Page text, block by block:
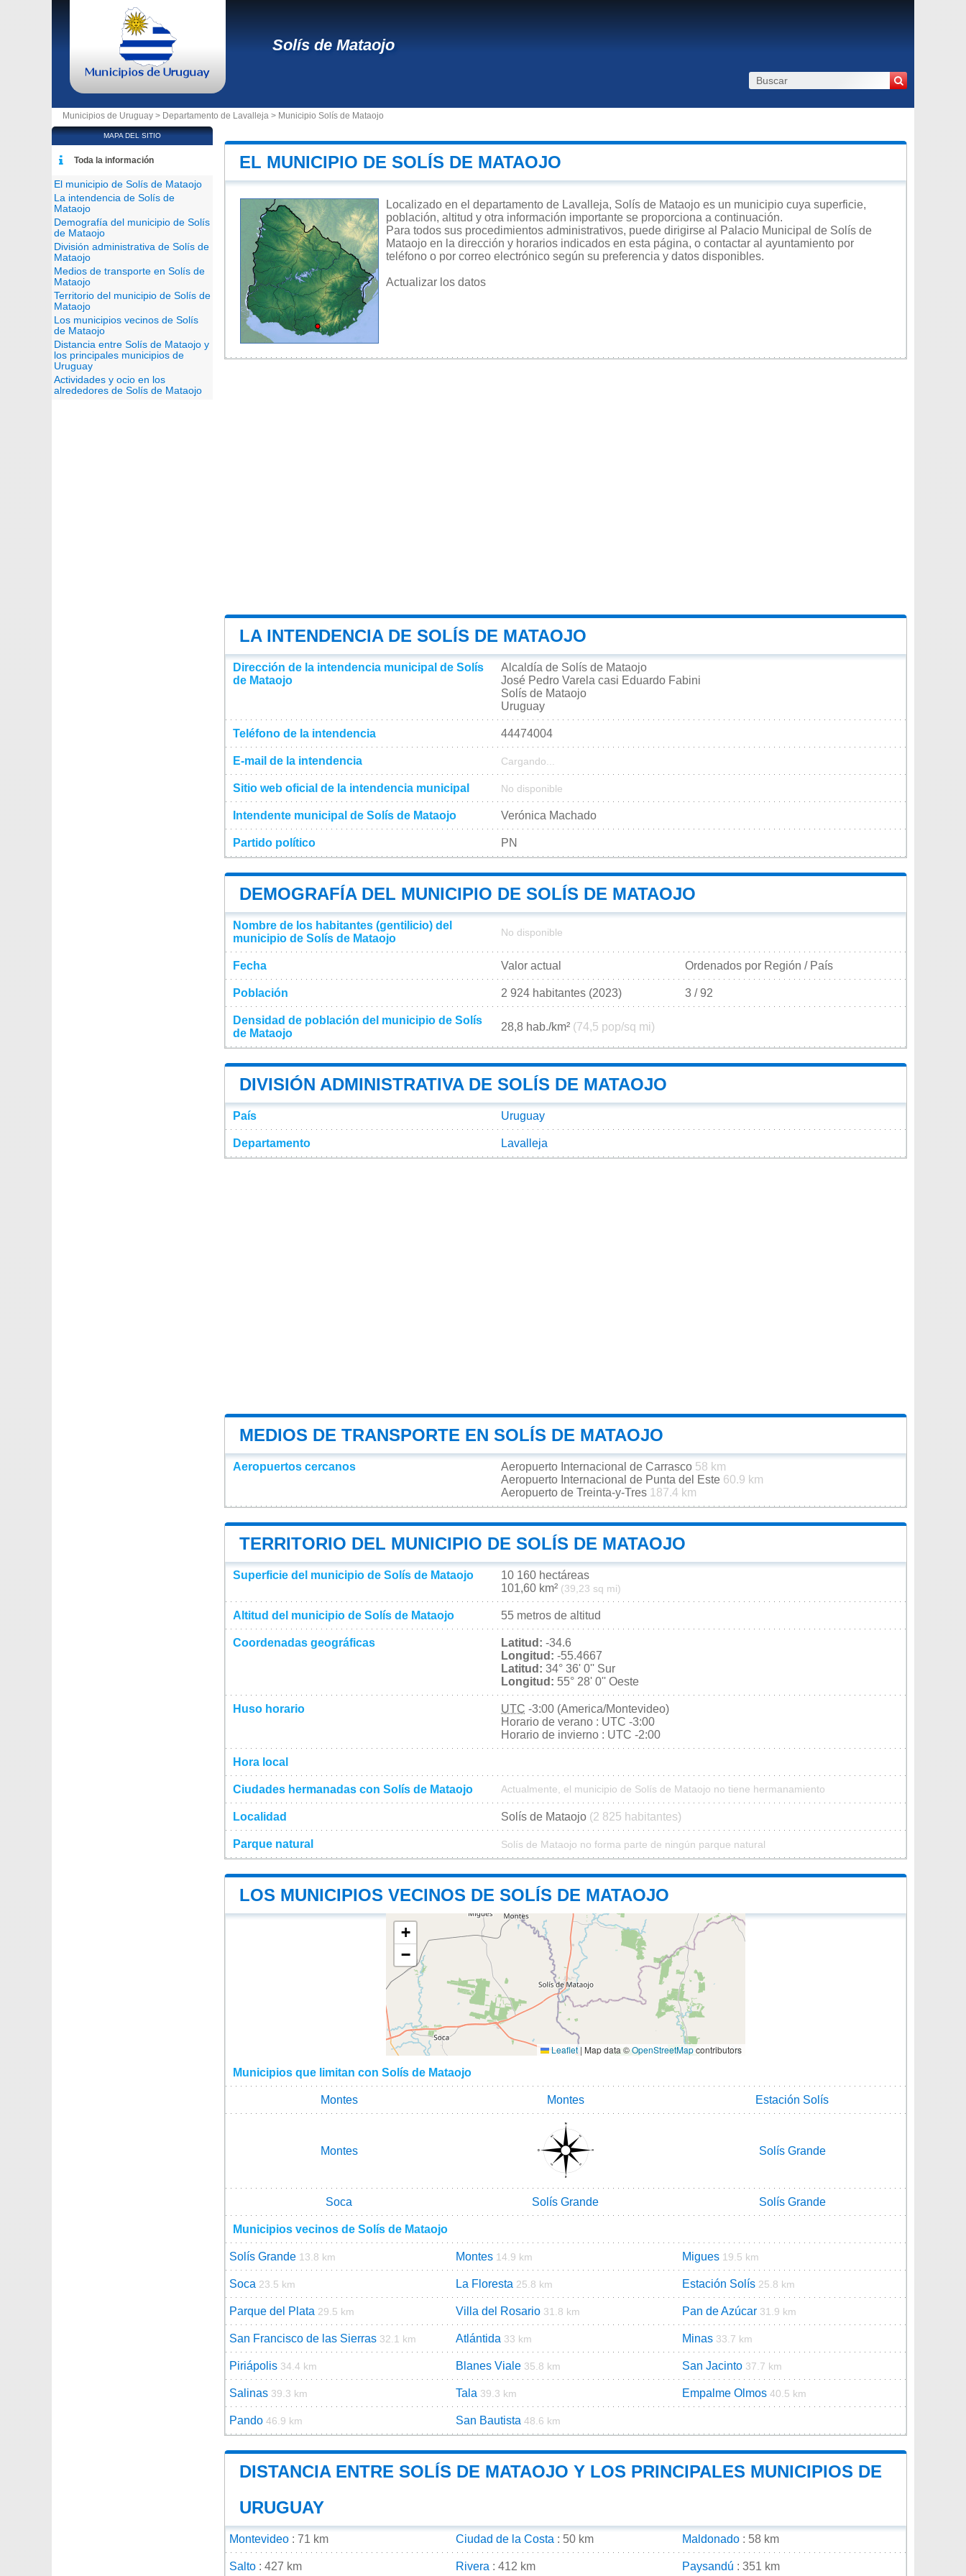
Solís de Mataojo
Municipios de Uruguay > Departamento de Lavalleja > Municipio Solís de Mataojo
EL MUNICIPIO DE SOLÍS DE MATAOJO
Localizado en el departamento de Lavalleja, Solís de Mataojo es un municipio cuya superficie,
población, altitud y otra información importante se proporciona a continuación.
Para todos sus procedimientos administrativos, puede dirigirse al Palacio Municipal de Solís de
Mataojo en la dirección y horarios indicados en esta página, o contactar al ayuntamiento por
teléfono o por correo electrónico según su preferencia y datos disponibles.
Actualizar los datos
LA INTENDENCIA DE SOLÍS DE MATAOJO
Dirección de la intendencia municipal de Solís
de Mataojo
Alcaldía de Solís de Mataojo
José Pedro Varela casi Eduardo Fabini
Solís de Mataojo
Uruguay
Teléfono de la intendencia 44474004
E-mail de la intendencia Cargando...
Sitio web oficial de la intendencia municipal No disponible
Intendente municipal de Solís de Mataojo Verónica Machado
Partido político PN​
DEMOGRAFÍA DEL MUNICIPIO DE SOLÍS DE MATAOJO
Nombre de los habitantes (gentilicio) del
municipio de Solís de Mataojo
No disponible
Fecha Valor actual Ordenados por Región / País
Población 2 924 habitantes (2023) 3 / 92
Densidad de población del municipio de Solís
de Mataojo
28,8 hab./km² (74,5 pop/sq mi)
DIVISIÓN ADMINISTRATIVA DE SOLÍS DE MATAOJO
País Uruguay
Departamento Lavalleja
MEDIOS DE TRANSPORTE EN SOLÍS DE MATAOJO
Aeropuertos cercanos Aeropuerto Internacional de Carrasco 58 km
Aeropuerto Internacional de Punta del Este 60.9 km
Aeropuerto de Treinta-y-Tres 187.4 km
TERRITORIO DEL MUNICIPIO DE SOLÍS DE MATAOJO
Superficie del municipio de Solís de Mataojo
10 160 hectáreas
101,60 km² (39,23 sq mi)
Altitud del municipio de Solís de Mataojo 55 metros de altitud
Coordenadas geográficas Latitud: -34.6
Longitud: -55.4667
Latitud: 34° 36' 0'' Sur
Longitud: 55° 28' 0'' Oeste
Huso horario UTC -3:00 (America/Montevideo)
Horario de verano : UTC -3:00
Horario de invierno : UTC -2:00
Hora local
Ciudades hermanadas con Solís de Mataojo Actualmente, el municipio de Solís de Mataojo no tiene hermanamiento
Localidad Solís de Mataojo (2 825 habitantes)
Parque natural Solís de Mataojo no forma parte de ningún parque natural
LOS MUNICIPIOS VECINOS DE SOLÍS DE MATAOJO
+
−
Leaflet | Map data ©OpenStreetMapcontributors
Municipios que limitan con Solís de Mataojo
Montes Montes Estación Solís
Montes Solís Grande
Soca Solís Grande Solís Grande
Municipios vecinos de Solís de Mataojo
Solís Grande 13.8 km Montes 14.9 km Migues 19.5 km
Soca 23.5 km La Floresta 25.8 km Estación Solís 25.8 km
Parque del Plata 29.5 km Villa del Rosario 31.8 km Pan de Azúcar 31.9 km
San Francisco de las Sierras 32.1 km Atlántida 33 km Minas 33.7 km
Piriápolis 34.4 km Blanes Viale 35.8 km San Jacinto 37.7 km
Salinas 39.3 km Tala 39.3 km Empalme Olmos 40.5 km
Pando 46.9 km San Bautista 48.6 km
DISTANCIA ENTRE SOLÍS DE MATAOJO Y LOS PRINCIPALES MUNICIPIOS DE
URUGUAY
Montevideo : 71 km Ciudad de la Costa : 50 km Maldonado : 58 km
Salto : 427 km Rivera : 412 km Paysandú : 351 km
MAPA DEL SITIO
Toda la información
El municipio de Solís de Mataojo
La intendencia de Solís de
Mataojo
Demografía del municipio de Solís
de Mataojo
División administrativa de Solís de
Mataojo
Medios de transporte en Solís de
Mataojo
Territorio del municipio de Solís de
Mataojo
Los municipios vecinos de Solís
de Mataojo
Distancia entre Solís de Mataojo y
los principales municipios de
Uruguay
Actividades y ocio en los
alrededores de Solís de Mataojo